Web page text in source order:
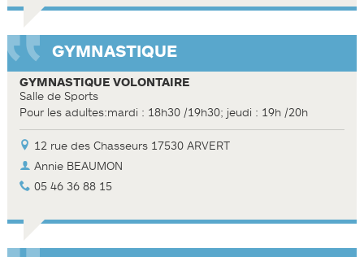
GYMNASTIQUE
GYMNASTIQUE VOLONTAIRE
Salle de Sports
Pour les adultes:mardi : 18h30 /19h30; jeudi : 19h /20h
12 rue des Chasseurs 17530 ARVERT
Annie BEAUMON
05 46 36 88 15